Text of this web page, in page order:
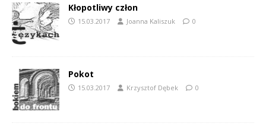
Kłopotliwy człon
15.03.2017 Joanna Kaliszuk 0
Pokot
15.03.2017 Krzysztof Dębek 0